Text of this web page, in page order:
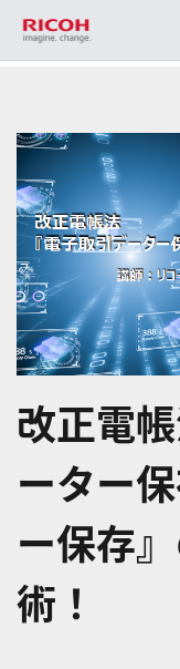
改正電
ーター
ー保存
術！